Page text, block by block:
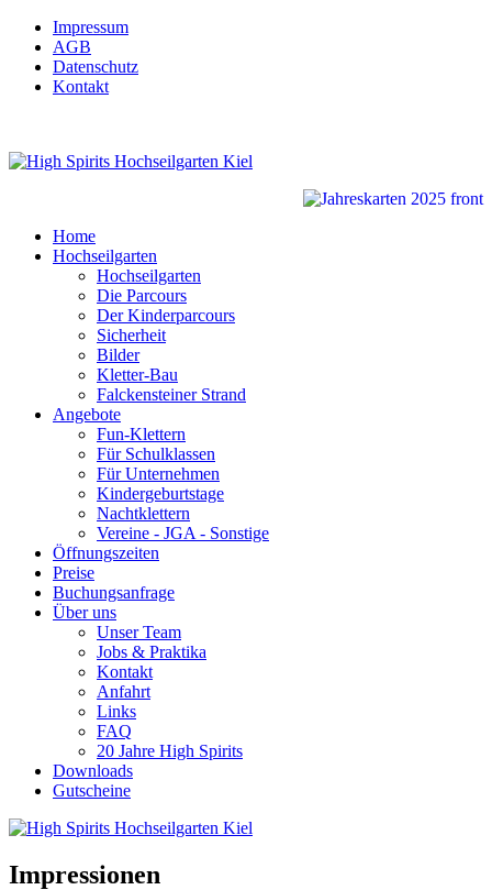
Impressum
AGB
Datenschutz
Kontakt
Home
Hochseilgarten
Hochseilgarten
Die Parcours
Der Kinderparcours
Sicherheit
Bilder
Kletter-Bau
Falckensteiner Strand
Angebote
Fun-Klettern
Für Schulklassen
Für Unternehmen
Kindergeburtstage
Nachtklettern
Vereine - JGA - Sonstige
Öffnungszeiten
Preise
Buchungsanfrage
Über uns
Unser Team
Jobs & Praktika
Kontakt
Anfahrt
Links
FAQ
20 Jahre High Spirits
Downloads
Gutscheine
Impressionen